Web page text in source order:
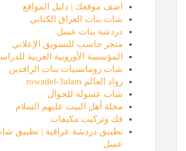
اضف موقعك | دليل المواقع
شات بنات العراق الكتابي
دردشة بنات عسل
متجر حاسب للتسويق الإعلاني
المؤسسة الأوروبية العربية
شات رومانسيات بنات الرافدين
رواد العالم rowadel-3alam
شات عسولة للجوال
مجلة أهل البيت عليهم السلام
فك وتركيب مكيفات
تطبيق دردشة عراقية | تطبيق
عسل